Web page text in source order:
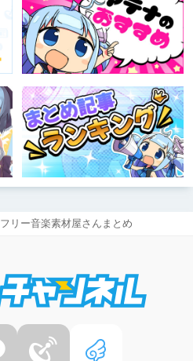
フリー音楽素材屋さんまとめ